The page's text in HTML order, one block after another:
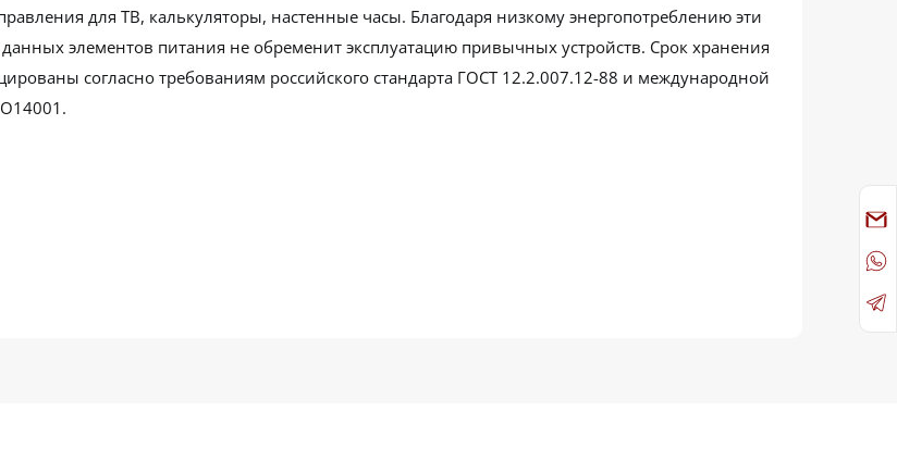
для ТВ, калькуляторы, настенные часы. Благодаря низкому энергопотреблению эти
элементов питания не обременит эксплуатацию привычных устройств. Срок хранения
согласно требованиям российского стандарта ГОСТ 12.2.007.12-88 и международной